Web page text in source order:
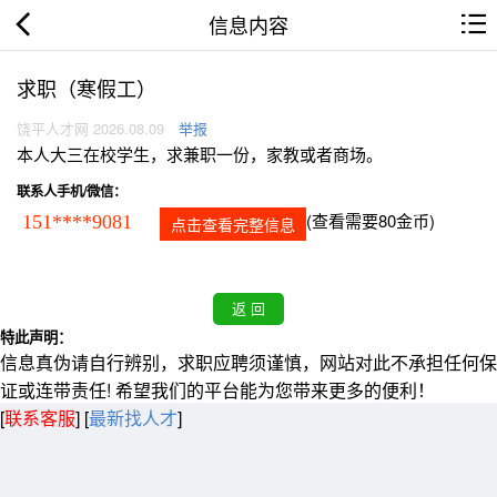
信息内容
求职（寒假工）
饶平人才网 2026.08.09 举报
本人大三在校学生，求兼职一份，家教或者商场。
联系人手机/微信：
151****9081 点击查看完整信息 (查看需要80金币)
特此声明：
信息真伪请自行辨别，求职应聘须谨慎，网站对此不承担任何保
证或连带责任! 希望我们的平台能为您带来更多的便利！
[联系客服] [最新找人才]